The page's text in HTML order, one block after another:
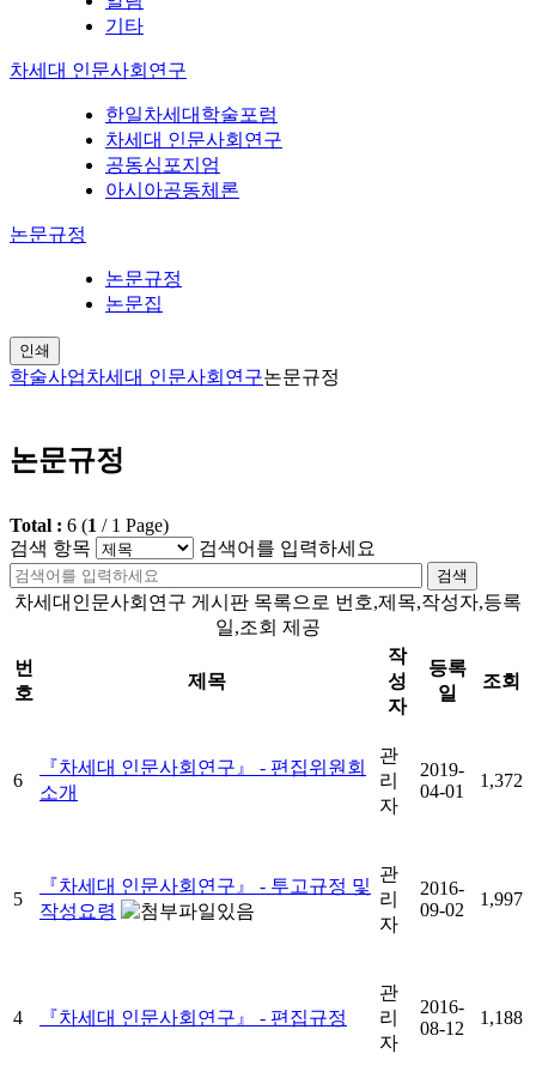
기타
차세대 인문사회연구
한일차세대학술포럼
차세대 인문사회연구
공동심포지엄
아시아공동체론
논문규정
논문규정
논문집
인쇄
학술사업차세대 인문사회연구논문규정
논문규정
Total : 6 (1 / 1 Page)
검색 항목
검색어를 입력하세요
검색
차세대인문사회연구 게시판 목록으로 번호,제목,작성자,등록
일,조회 제공
번
호
제목
작
성
자
등록
일
조회
6
『차세대 인문사회연구』 - 편집위원회
소개
관
리
자
2019-
04-01
1,372
5
『차세대 인문사회연구』 - 투고규정 및
작성요령
관
리
자
2016-
09-02
1,997
4 『차세대 인문사회연구』 - 편집규정
관
리
자
2016-
08-12
1,188